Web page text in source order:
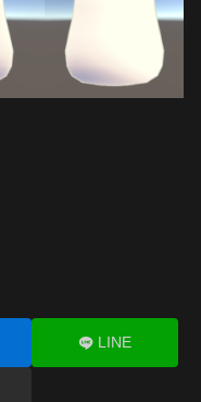
LINE